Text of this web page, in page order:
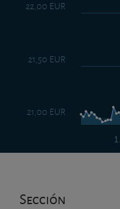
21,00 EUR
21,50 EUR
22,00 EUR
Sección